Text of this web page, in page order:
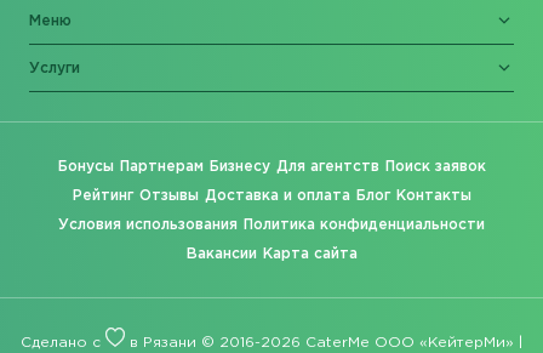
Меню
Услуги
Бонусы Партнерам Бизнесу Для агентств Поиск заявок
Рейтинг Отзывы Доставка и оплата Блог Контакты
Условия использования Политика конфиденциальности
Вакансии Карта сайта
Сделано с в Рязани © 2016-2026 CaterMe ООО «КейтерМи» |